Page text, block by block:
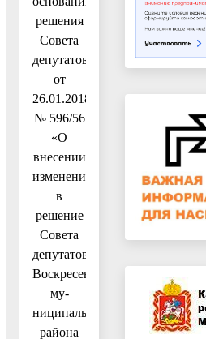
решения
Совета
депутатов
от
26.01.2018
№ 596/56
«О
внесении
изменений
в
решение
Совета
депутатов
Воскресенского
му-
ниципального
района